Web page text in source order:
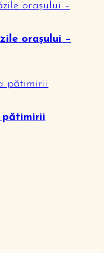
orașului –
pătimirii